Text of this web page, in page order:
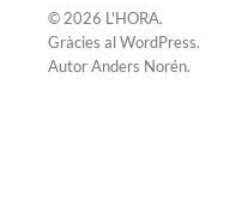
© 2026 L'HORA.
Gràcies alWordPress.
AutorAnders Norén.